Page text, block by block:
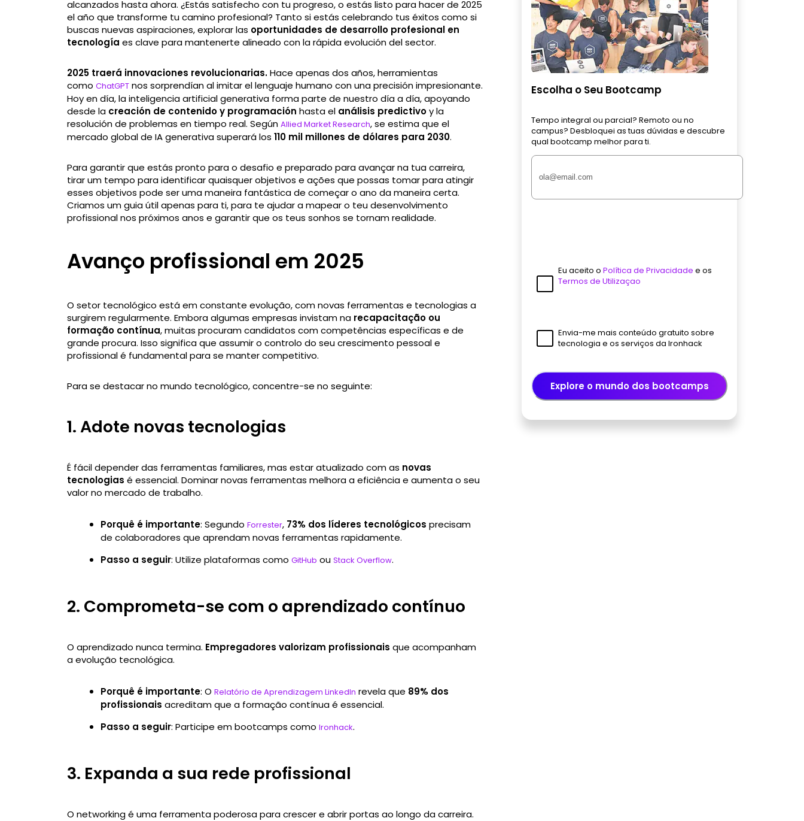
alcanzados hasta ahora. ¿Estás satisfecho con tu progreso, o estás listo para hacer de 2025
el año que transforme tu camino profesional? Tanto si estás celebrando tus éxitos como si
buscas nuevas aspiraciones, explorar las oportunidades de desarrollo profesional en
tecnología es clave para mantenerte alineado con la rápida evolución del sector.
2025 traerá innovaciones revolucionarias.Hace apenas dos años, herramientas
como ChatGPT nos sorprendían al imitar el lenguaje humano con una precisión impresionante.
Hoy en día, la inteligencia artificial generativa forma parte de nuestro día a día, apoyando
desde la creación de contenido y programación hasta el análisis predictivoy la
resolución de problemas en tiempo real. Según Allied Market Research, se estima que el
mercado global de IA generativa superará los 110 mil millones de dólares para 2030.
Para garantir que estás pronto para o desafio e preparado para avançar na tua carreira,
tirar um tempo para identificar quaisquer objetivos e ações que possas tomar para atingir
esses objetivos pode ser uma maneira fantástica de começar o ano da maneira certa.
Criamos um guia útil apenas para ti, para te ajudar a mapear o teu desenvolvimento
profissional nos próximos anos e garantir que os teus sonhos se tornam realidade.
Avanço profissional em 2025
O setor tecnológico está em constante evolução, com novas ferramentas e tecnologias a
surgirem regularmente. Embora algumas empresas invistam na recapacitação ou
formação contínua, muitas procuram candidatos com competências específicas e de
grande procura. Isso significa que assumir o controlo do seu crescimento pessoal e
profissional é fundamental para se manter competitivo.
Para se destacar no mundo tecnológico, concentre-se no seguinte:
1. Adote novas tecnologias
É fácil depender das ferramentas familiares, mas estar atualizado com as novas
tecnologias é essencial. Dominar novas ferramentas melhora a eficiência e aumenta o seu
valor no mercado de trabalho.
Porquê é importante: Segundo Forrester, 73% dos líderes tecnológicos precisam
de colaboradores que aprendam novas ferramentas rapidamente.
Passo a seguir: Utilize plataformas como GitHub ou Stack Overflow.
2. Comprometa-se com o aprendizado contínuo
O aprendizado nunca termina. Empregadores valorizam profissionais que acompanham
a evolução tecnológica.
Porquê é importante: O Relatório de Aprendizagem LinkedIn revela que 89% dos
profissionais acreditam que a formação contínua é essencial.
Passo a seguir: Participe em bootcamps como Ironhack.
3. Expanda a sua rede profissional
O networking é uma ferramenta poderosa para crescer e abrir portas ao longo da carreira.
Escolha o Seu Bootcamp
Tempo integral ou parcial? Remoto ou no
campus? Desbloquei as tuas dúvidas e descubre
qual bootcamp melhor para ti.
Eu aceito o Política de Privacidade e os
Termos de Utilizaçao
Envia-me mais conteúdo gratuito sobre
tecnologia e os serviços da Ironhack
Explore o mundo dos bootcamps